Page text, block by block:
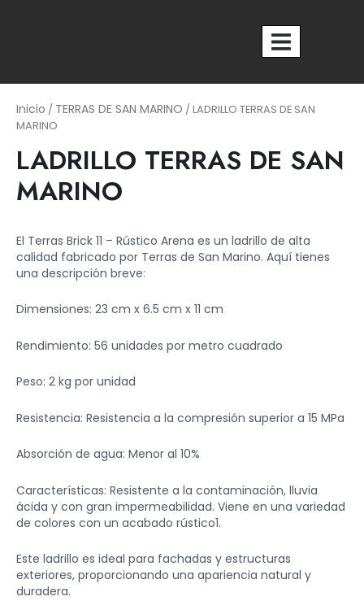
Nosotros
Inicio / TERRAS DE SAN MARINO / LADRILLO TERRAS DE SAN
MARINO
LADRILLO TERRAS DE SAN
MARINO
El Terras Brick 11 – Rústico Arena es un ladrillo de alta
calidad fabricado por Terras de San Marino. Aquí tienes
una descripción breve:
Dimensiones: 23 cm x 6.5 cm x 11 cm
Rendimiento: 56 unidades por metro cuadrado
Peso: 2 kg por unidad
Resistencia: Resistencia a la compresión superior a 15 MPa
Absorción de agua: Menor al 10%
Características: Resistente a la contaminación, lluvia
ácida y con gran impermeabilidad. Viene en una variedad
de colores con un acabado rústico1.
Este ladrillo es ideal para fachadas y estructuras
exteriores, proporcionando una apariencia natural y
duradera.